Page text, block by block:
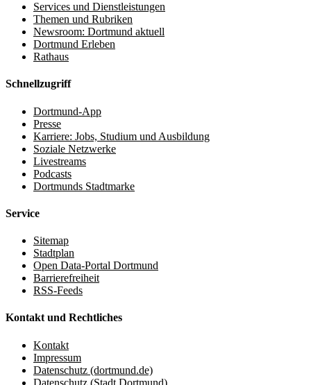
Services und Dienstleistungen
Themen und Rubriken
Newsroom: Dortmund aktuell
Dortmund Erleben
Rathaus
Schnellzugriff
Dortmund-App
Presse
Karriere: Jobs, Studium und Ausbildung
Soziale Netzwerke
Livestreams
Podcasts
Dortmunds Stadtmarke
Service
Sitemap
Stadtplan
Open Data-Portal Dortmund
Barrierefreiheit
RSS-Feeds
Kontakt und Rechtliches
Kontakt
Impressum
Datenschutz (dortmund.de)
Datenschutz (Stadt Dortmund)